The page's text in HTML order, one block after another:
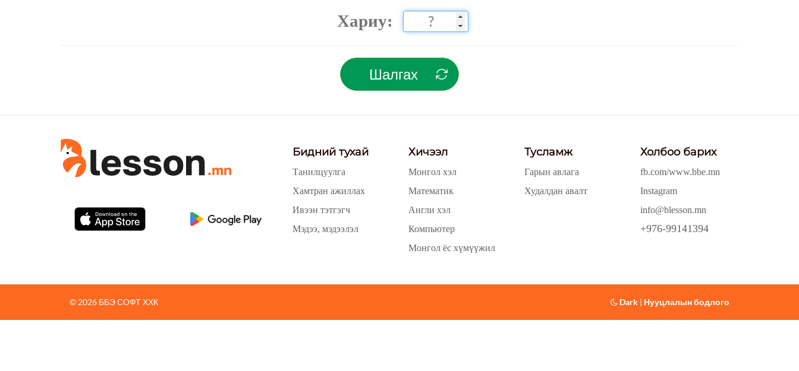
Хариу:
Шалгах
Бидний тухай
Танилцуулга
Хамтран ажиллах
Ивээн тэтгэгч
Мэдээ, мэдээлэл
Хичээл
Монгол хэл
Математик
Англи хэл
Компьютер
Монгол ёс хүмүүжил
Тусламж
Гарын авлага
Худалдан авалт
Холбоо барих
fb.com/www.bbe.mn
Instagram
info@blesson.mn
+976-99141394
© 2026 ББЭ СОФТ ХХК Dark | Нууцлалын бодлого